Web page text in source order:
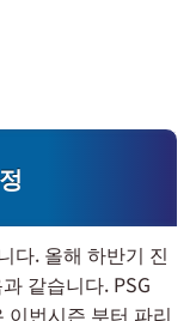
다. 올해 하반기 진
같습니다. PSG
이번시즌 부터 파리